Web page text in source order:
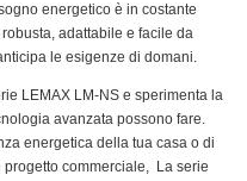
energetico è in costante
adattabile e facile da
le esigenze di domani.
LEMAX LM-NS e sperimenta la
avanzata possono fare.
energetica della tua casa o di
commerciale, La serie